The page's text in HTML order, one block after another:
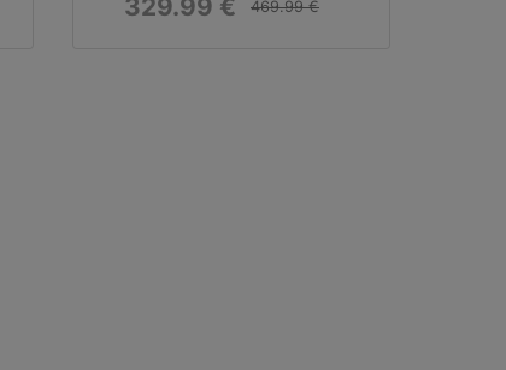
verstellbares Tischgestell E7
329.99 € 469.99 €